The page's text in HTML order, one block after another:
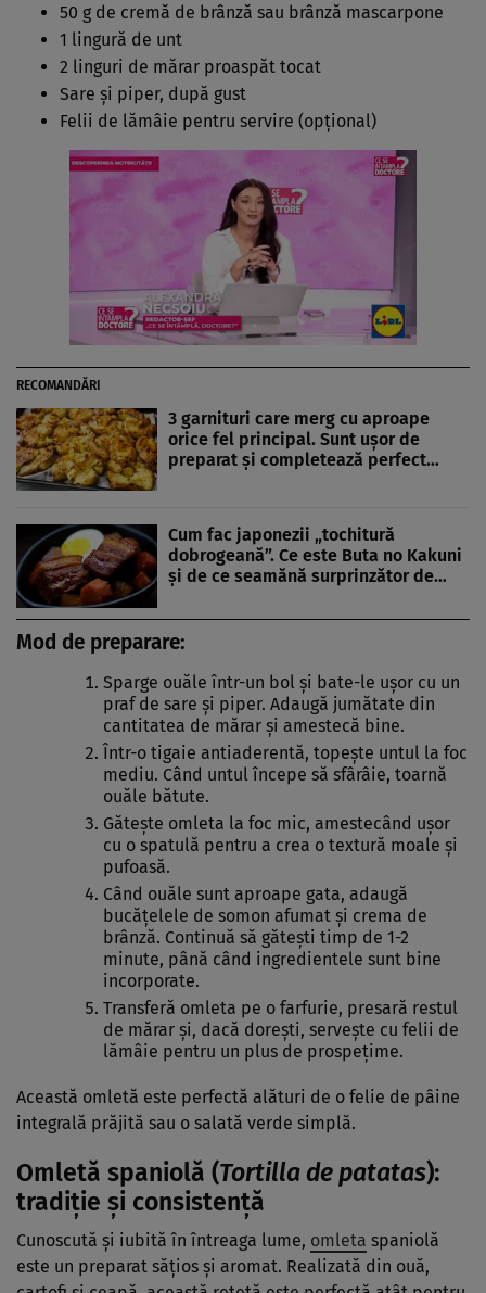
50 g de cremă de brânză sau brânză mascarpone
1 lingură de unt
2 linguri de mărar proaspăt tocat
Sare și piper, după gust
Felii de lămâie pentru servire (opțional)
RECOMANDĂRI
3 garnituri care merg cu aproape
orice fel principal. Sunt ușor de
preparat și completează perfect…
Cum fac japonezii „tochitură
dobrogeană”. Ce este Buta no Kakuni
și de ce seamănă surprinzător de…
Mod de preparare:
Sparge ouăle într-un bol și bate-le ușor cu un
praf de sare și piper. Adaugă jumătate din
cantitatea de mărar și amestecă bine.
Într-o tigaie antiaderentă, topește untul la foc
mediu. Când untul începe să sfârâie, toarnă
ouăle bătute.
Gătește omleta la foc mic, amestecând ușor
cu o spatulă pentru a crea o textură moale și
pufoasă.
Când ouăle sunt aproape gata, adaugă
bucățelele de somon afumat și crema de
brânză. Continuă să gătești timp de 1-2
minute, până când ingredientele sunt bine
incorporate.
Transferă omleta pe o farfurie, presară restul
de mărar și, dacă dorești, servește cu felii de
lămâie pentru un plus de prospețime.
Această omletă este perfectă alături de o felie de pâine
integrală prăjită sau o salată verde simplă.
Omletă spaniolă (Tortilla de patatas):
tradiție și consistență
Cunoscută și iubită în întreaga lume, omleta spaniolă
este un preparat sățios și aromat. Realizată din ouă,